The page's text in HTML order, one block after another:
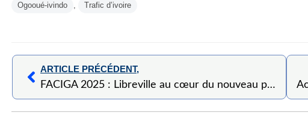
Ogooué-ivindo , Trafic d’ivoire
ARTICLE PRÉCÉDENT,
FACIGA 2025 : Libreville au cœur du nouveau partenariat économique Gabon-Côte d’Ivoire